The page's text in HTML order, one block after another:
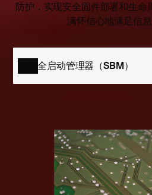
防护，实现安全固件部署和生命
满怀信心地满足信息
安全启动管理器（SBM）